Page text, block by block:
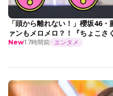
「頭から離れない！」櫻坂46
ァンもメロメロ？！『ちょこさ
New17時間前 エンタメ